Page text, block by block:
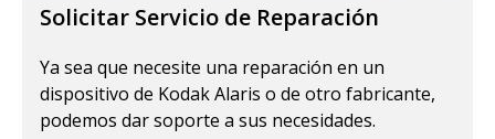
Solicitar Servicio de Reparación
Ya sea que necesite una reparación en un
dispositivo de Kodak Alaris o de otro fabricante,
podemos dar soporte a sus necesidades.